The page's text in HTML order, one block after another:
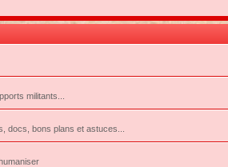
militants...
docs, bons plans et astuces...